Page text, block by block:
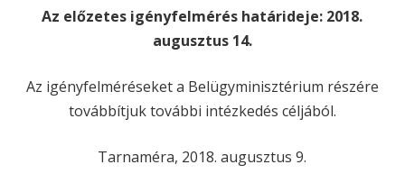
Az előzetes igényfelmérés határideje: 2018.
augusztus 14.
Az igényfelméréseket a Belügyminisztérium részére
továbbítjuk további intézkedés céljából.
Tarnaméra, 2018. augusztus 9.